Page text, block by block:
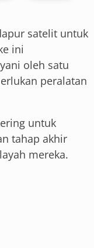
satelit untuk
ini
oleh satu
peralatan
untuk
tahap akhir
mereka.